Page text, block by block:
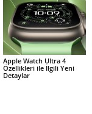
Apple Watch Ultra 4
Özellikleri ile İlgili Yeni
Detaylar